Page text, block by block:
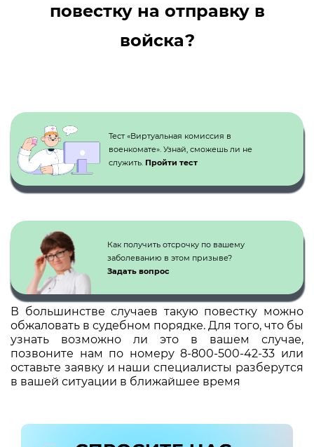
повестку на отправку в
войска?
Тест «Виртуальная комиссия в
военкомате». Узнай, сможешь ли не
служить. Пройти тест
Как получить отсрочку по вашему
заболеванию в этом призыве?
Задать вопрос
В большинстве случаев такую повестку можно
обжаловать в судебном порядке. Для того, что бы
узнать возможно ли это в вашем случае,
позвоните нам по номеру 8-800-500-42-33 или
оставьте заявку и наши специалисты разберутся
в вашей ситуации в ближайшее время